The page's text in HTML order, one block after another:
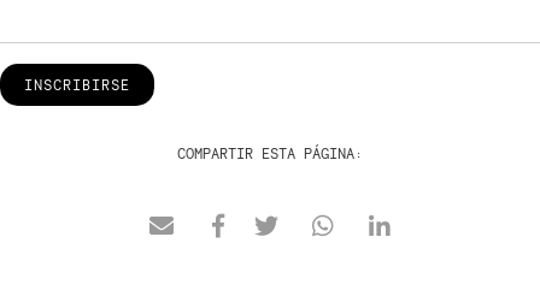
INSCRIBIRSE
COMPARTIR ESTA PÁGINA: